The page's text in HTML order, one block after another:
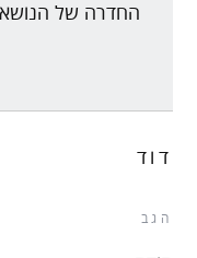
החדרה של הנושא
הגב
דוד